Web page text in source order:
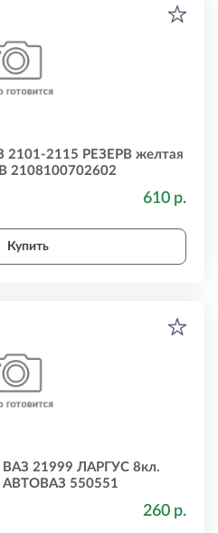
2101-2115 РЕЗЕРВ желтая
2108100702602
610 р.
Купить
ВАЗ 21999 ЛАРГУС 8кл.
550551
260 р.